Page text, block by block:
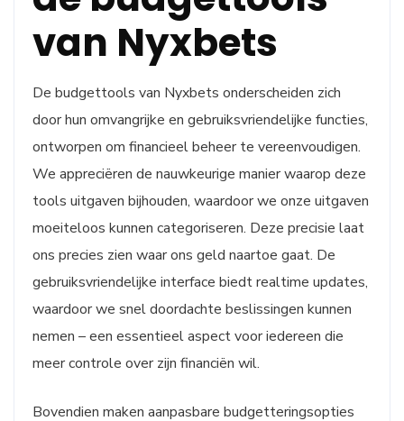
van Nyxbets
De budgettools van Nyxbets onderscheiden zich
door hun omvangrijke en gebruiksvriendelijke functies,
ontworpen om financieel beheer te vereenvoudigen.
We appreciëren de nauwkeurige manier waarop deze
tools uitgaven bijhouden, waardoor we onze uitgaven
moeiteloos kunnen categoriseren. Deze precisie laat
ons precies zien waar ons geld naartoe gaat. De
gebruiksvriendelijke interface biedt realtime updates,
waardoor we snel doordachte beslissingen kunnen
nemen – een essentieel aspect voor iedereen die
meer controle over zijn financiën wil.
Bovendien maken aanpasbare budgetteringsopties